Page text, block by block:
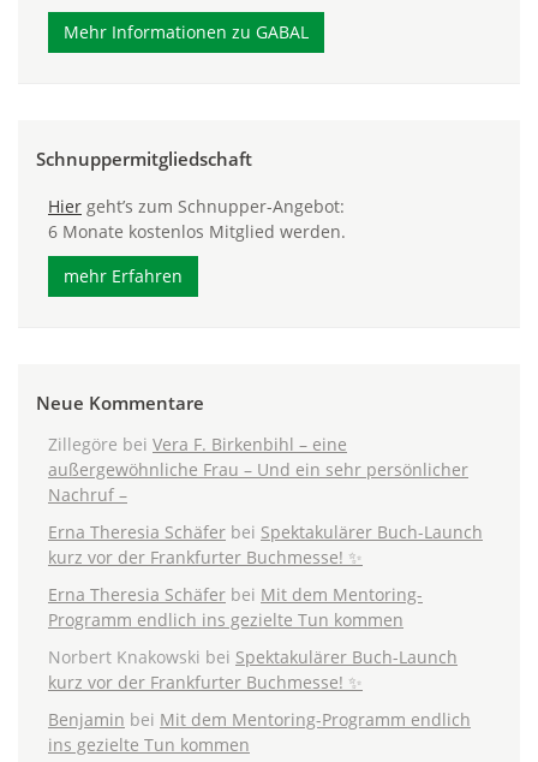
Mehr Informationen zu GABAL
Schnuppermitgliedschaft
Hier geht’s zum Schnupper-Angebot:
6 Monate kostenlos Mitglied werden.
mehr Erfahren
Neue Kommentare
Zillegöre bei Vera F. Birkenbihl – eine
außergewöhnliche Frau – Und ein sehr persönlicher
Nachruf –
Erna Theresia Schäfer bei Spektakulärer Buch-Launch
kurz vor der Frankfurter Buchmesse! ✨
Erna Theresia Schäfer bei Mit dem Mentoring-
Programm endlich ins gezielte Tun kommen
Norbert Knakowski bei Spektakulärer Buch-Launch
kurz vor der Frankfurter Buchmesse! ✨
Benjamin bei Mit dem Mentoring-Programm endlich
ins gezielte Tun kommen